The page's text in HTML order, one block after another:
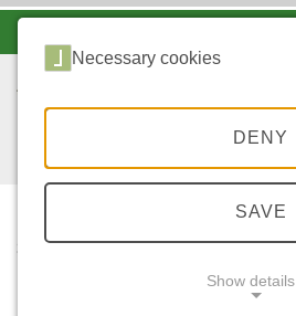
START
...
Necessary cookies
DENY
SAVE
Show details